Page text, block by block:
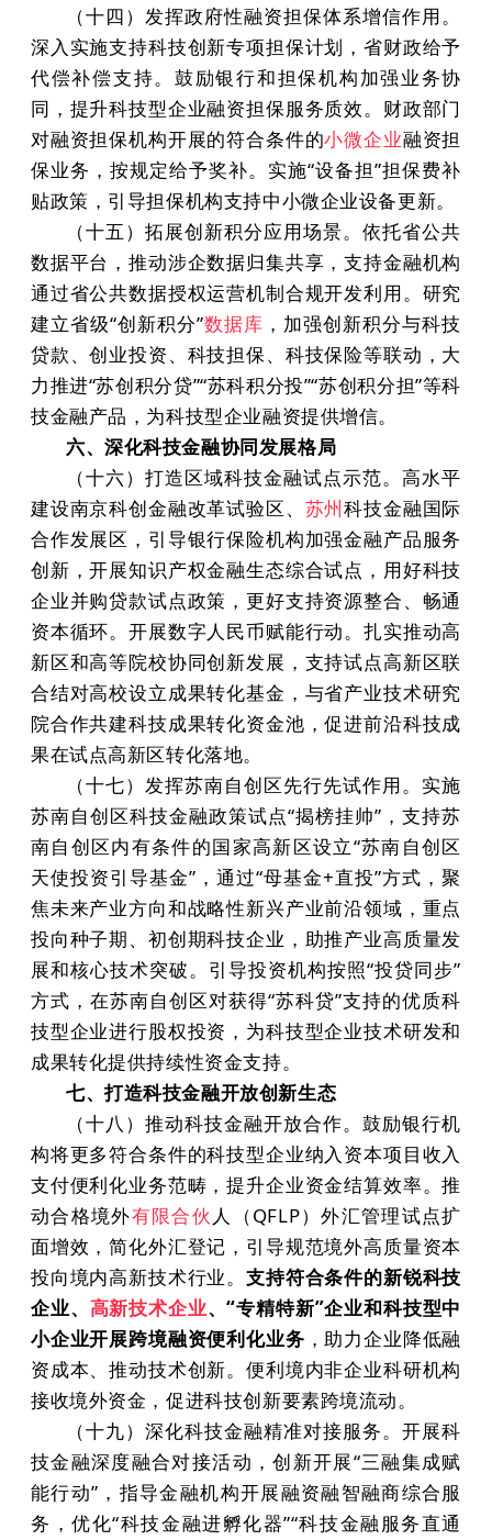
（十四）发挥政府性融资担保体系增信作用。
深入实施支持科技创新专项担保计划，省财政给予
代偿补偿支持。鼓励银行和担保机构加强业务协
同，提升科技型企业融资担保服务质效。财政部门
对融资担保机构开展的符合条件的小微企业融资担
保业务，按规定给予奖补。实施“设备担”担保费补
贴政策，引导担保机构支持中小微企业设备更新。
（十五）拓展创新积分应用场景。依托省公共
数据平台，推动涉企数据归集共享，支持金融机构
通过省公共数据授权运营机制合规开发利用。研究
建立省级“创新积分”数据库 ，加强创新积分与科技
贷款、创业投资、科技担保、科技保险等联动，大
力推进“苏创积分贷”“苏科积分投”“苏创积分担”等科
技金融产品，为科技型企业融资提供增信。
六、深化科技金融协同发展格局
（十六）打造区域科技金融试点示范。高水平
建设南京科创金融改革试验区、 苏州科技金融国际
合作发展区，引导银行保险机构加强金融产品服务
创新，开展知识产权金融生态综合试点，用好科技
企业并购贷款试点政策，更好支持资源整合、畅通
资本循环。开展数字人民币赋能行动。扎实推动高
新区和高等院校协同创新发展，支持试点高新区联
合结对高校设立成果转化基金，与省产业技术研究
院合作共建科技成果转化资金池，促进前沿科技成
果在试点高新区转化落地。
（十七）发挥苏南自创区先行先试作用。实施
苏南自创区科技金融政策试点“揭榜挂帅”，支持苏
南自创区内有条件的国家高新区设立“苏南自创区
天使投资引导基金”，通过“母基金+直投”方式，聚
焦未来产业方向和战略性新兴产业前沿领域，重点
投向种子期、初创期科技企业，助推产业高质量发
展和核心技术突破。引导投资机构按照“投贷同步”
方式，在苏南自创区对获得“苏科贷”支持的优质科
技型企业进行股权投资，为科技型企业技术研发和
成果转化提供持续性资金支持。
七、打造科技金融开放创新生态
（十八）推动科技金融开放合作。鼓励银行机
构将更多符合条件的科技型企业纳入资本项目收入
支付便利化业务范畴，提升企业资金结算效率。推
动合格境外有限合伙 人（QFLP）外汇管理试点扩
面增效，简化外汇登记，引导规范境外高质量资本
投向境内高新技术行业。支持符合条件的新锐科技
企业、 高新技术企业、“专精特新”企业和科技型中
小企业开展跨境融资便利化业务 ，助力企业降低融
资成本、推动技术创新。便利境内非企业科研机构
接收境外资金，促进科技创新要素跨境流动。
（十九）深化科技金融精准对接服务。开展科
技金融深度融合对接活动，创新开展“三融集成赋
能行动”，指导金融机构开展融资融智融商综合服
务，优化“科技金融进孵化器”“科技金融服务直通